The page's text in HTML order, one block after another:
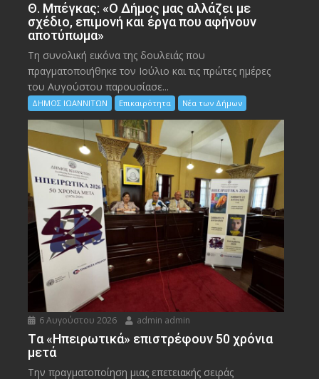
Θ. Μπέγκας: «Ο Δήμος μας αλλάζει με
σχέδιο, επιμονή και έργα που αφήνουν
αποτύπωμα»
Τη συνολική εικόνα της δουλειάς που
πραγματοποιήθηκε τον Ιούλιο και τις πρώτες ημέρες
του Αυγούστου παρουσίασε...
ΔΗΜΟΣ ΙΩΑΝΝΙΤΩΝ Επικαιρότητα Νέα των Δήμων
6 Αυγούστου 2026 admin admin
Tα «Ηπειρωτικά» επιστρέφουν 50 χρόνια
μετά
Την πραγματοποίηση μιας επετειακής σειράς